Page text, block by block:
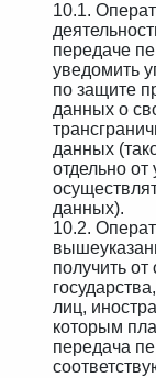
10.1.
передаче
уведомить
по защите
данных о
данных
отдельно
данных).
10.2.
получить от
лиц,
которым
передача